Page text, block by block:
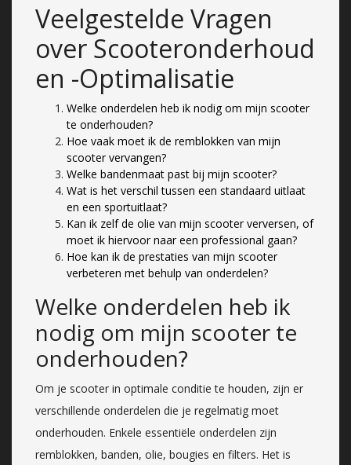
Veelgestelde Vragen
over Scooteronderhoud
en -Optimalisatie
Welke onderdelen heb ik nodig om mijn scooter
te onderhouden?
Hoe vaak moet ik de remblokken van mijn
scooter vervangen?
Welke bandenmaat past bij mijn scooter?
Wat is het verschil tussen een standaard uitlaat
en een sportuitlaat?
Kan ik zelf de olie van mijn scooter verversen, of
moet ik hiervoor naar een professional gaan?
Hoe kan ik de prestaties van mijn scooter
verbeteren met behulp van onderdelen?
Welke onderdelen heb ik
nodig om mijn scooter te
onderhouden?
Om je scooter in optimale conditie te houden, zijn er
verschillende onderdelen die je regelmatig moet
onderhouden. Enkele essentiële onderdelen zijn
remblokken, banden, olie, bougies en filters. Het is